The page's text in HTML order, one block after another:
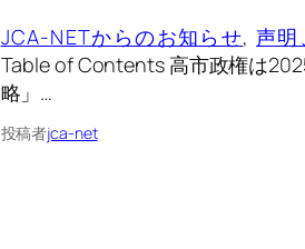
JCA-NETからのお知らせ, 声明
Table of Contents 高市政権は
略」…
投稿者jca-net